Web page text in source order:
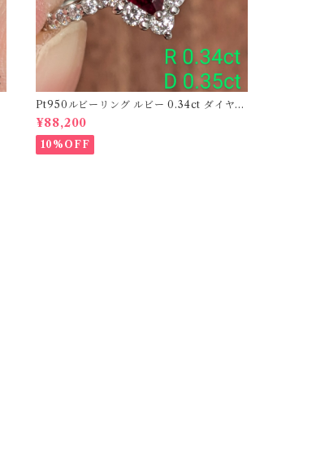
Pt950ルビーリング ルビー 0.34ct ダイヤモ
ンド 0.35ct【PRO206885】
¥88,200
10%OFF